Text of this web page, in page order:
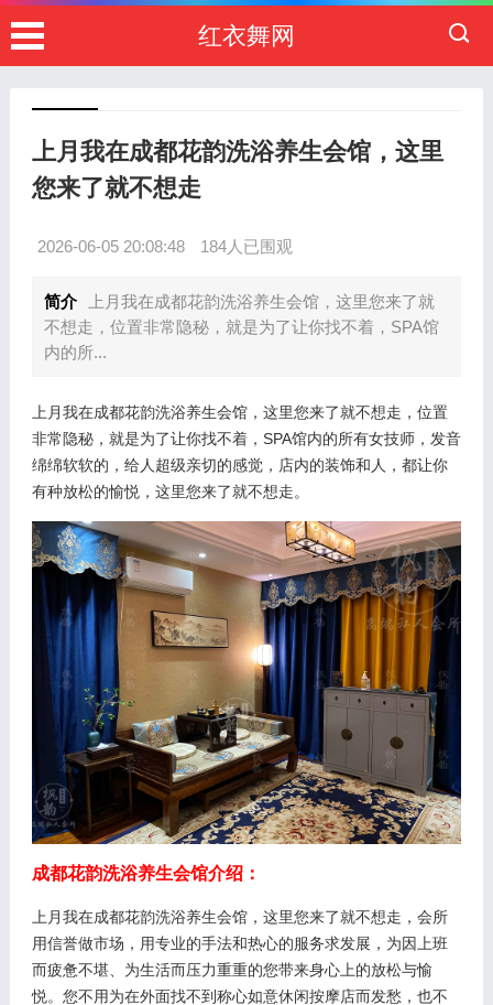
红衣舞网
上月我在成都花韵洗浴养生会馆，这里
您来了就不想走
2026-06-05 20:08:48 184人已围观
简介
上月我在成都花韵洗浴养生会馆，这里您来了就
不想走，位置非常隐秘，就是为了让你找不着，SPA馆
内的所...
上月我在成都花韵洗浴养生会馆，这里您来了就不想走，位置
非常隐秘，就是为了让你找不着，SPA馆内的所有女技师，发音
绵绵软软的，给人超级亲切的感觉，店内的装饰和人，都让你
有种放松的愉悦，这里您来了就不想走。
成都花韵洗浴养生会馆介绍：
上月我在成都花韵洗浴养生会馆，这里您来了就不想走，会所
用信誉做市场，用专业的手法和热心的服务求发展，为因上班
而疲惫不堪、为生活而压力重重的您带来身心上的放松与愉
悦。您不用为在外面找不到称心如意休闲按摩店而发愁，也不